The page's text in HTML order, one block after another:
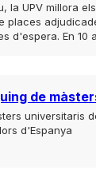
la UPV millora
places
d'espera. En
de
universitaris
d'Espanya